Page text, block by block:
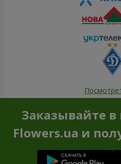
Заказывайте
Flowers.ua и